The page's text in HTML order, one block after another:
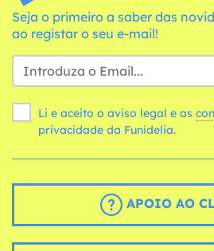
Seja o primeiro a saber das
ao registar o seu e-mail!
Li e aceito o aviso legal e as
privacidade da Funidelia.
APOIO AO